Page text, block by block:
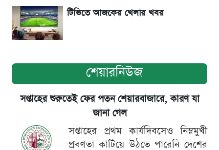
টিভিতে আজকের খেলার খবর
শেয়ারনিউজ
সপ্তাহের শুরুতেই ফের পতন শেয়ারবাজারে, কারণ যা
জানা গেল
সপ্তাহের প্রথম কার্যদিবসেও নিম্নমুখী
প্রবণতা কাটিয়ে উঠতে পারেনি দেশের